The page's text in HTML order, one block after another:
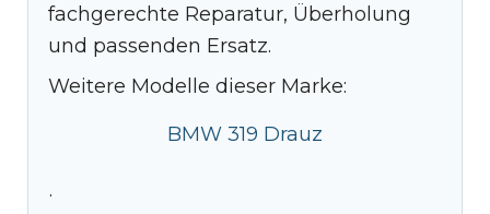
fachgerechte Reparatur, Überholung
und passenden Ersatz.
Weitere Modelle dieser Marke:
BMW 319 Drauz
·